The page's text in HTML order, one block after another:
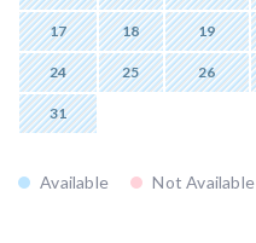
17 18 19
24 25 26
31
Available Not Available